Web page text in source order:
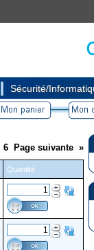
Sécurité/
6 Page suivante »
Quantité